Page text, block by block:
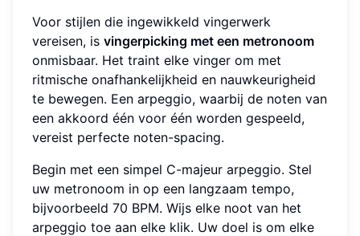
Voor stijlen die ingewikkeld vingerwerk
vereisen, is vingerpicking met een metronoom
onmisbaar. Het traint elke vinger om met
ritmische onafhankelijkheid en nauwkeurigheid
te bewegen. Een arpeggio, waarbij de noten van
een akkoord één voor één worden gespeeld,
vereist perfecte noten-spacing.
Begin met een simpel C-majeur arpeggio. Stel
uw metronoom in op een langzaam tempo,
bijvoorbeeld 70 BPM. Wijs elke noot van het
arpeggio toe aan elke klik. Uw doel is om elke